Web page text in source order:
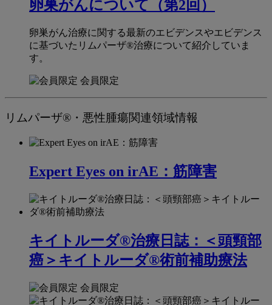
卵巣がんについて（第2回）
卵巣がん治療に関する最新のエビデンスやエビデンス
に基づいたリムパーザ®治療について紹介していま
す。
会員限定
リムパーザ®・悪性腫瘍関連領域情報
Expert Eyes on irAE：筋障害
キイトルーダ®治療日誌：＜頭頸部
癌＞キイトルーダ®術前補助療法
会員限定